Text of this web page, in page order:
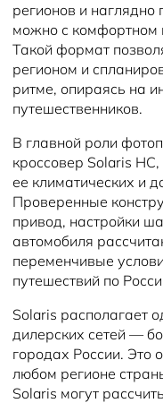
регионов и наглядно
можно с комфортном
Такой формат
регионом и
ритме, опираясь на
путешественников.
В главной роли
кроссовер Solaris
ее климатических и
Проверенные
привод, настройки
автомобиля
переменчивые
путешествий по
Solaris располагает
дилерских сетей —
городах России. Это
любом регионе
Solaris могут